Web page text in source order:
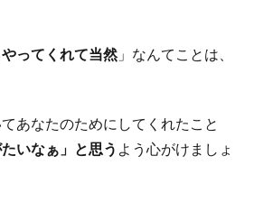
ってくれて当然」なんてことは、
あなたのためにしてくれたこと
いなぁ」と思う よう心がけましょ